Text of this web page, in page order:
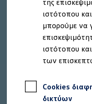
της
ιστότοπου
μπορούμε να
ιστότοπου
των
Cookies
δικτύων
Γνήσια
Λύσεις
Σύνδεση